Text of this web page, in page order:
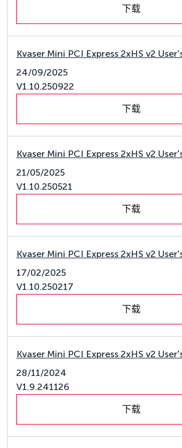
下载
Kvaser Mini PCI Express 2xHS v2
24/09/2025
V1.10.250922
下载
Kvaser Mini PCI Express 2xHS v2
21/05/2025
V1.10.250521
下载
Kvaser Mini PCI Express 2xHS v2
17/02/2025
V1.10.250217
下载
Kvaser Mini PCI Express 2xHS v2
28/11/2024
V1.9.241126
下载